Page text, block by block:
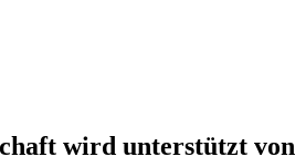
wird unterstützt von